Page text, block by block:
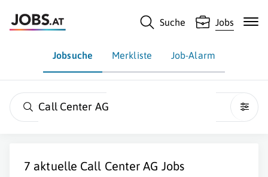
Suche Jobs
Jobsuche Merkliste Job-Alarm
Call Center AG
7 aktuelle Call Center AG Jobs